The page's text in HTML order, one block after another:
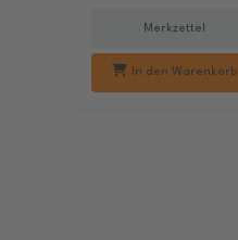
Merkzettel
In den Warenkorb